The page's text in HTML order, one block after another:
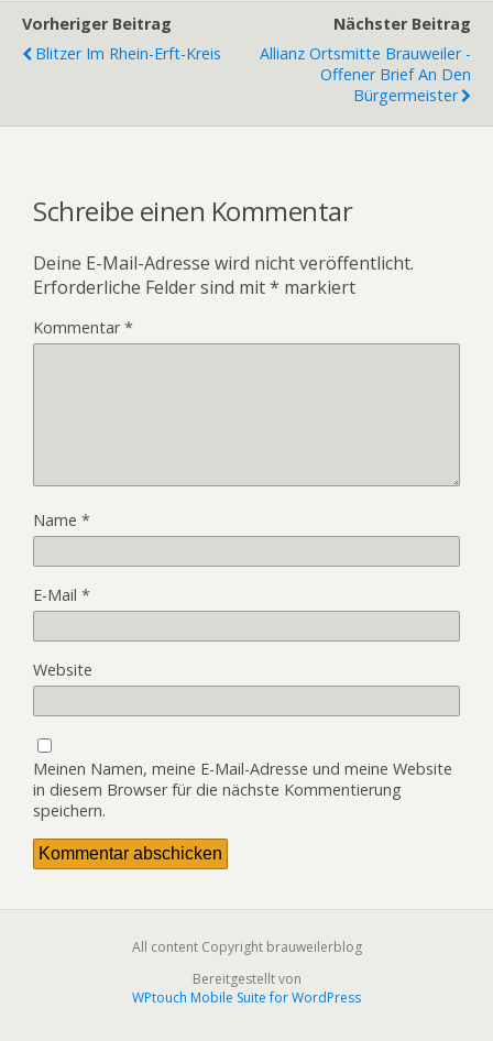
Vorheriger Beitrag
Blitzer Im Rhein-Erft-Kreis
Nächster Beitrag
Allianz Ortsmitte Brauweiler -
Offener Brief An Den
Bürgermeister
Schreibe einen Kommentar
Deine E-Mail-Adresse wird nicht veröffentlicht.
Erforderliche Felder sind mit* markiert
Kommentar*
Name *
E-Mail *
Website
Meinen Namen, meine E-Mail-Adresse und meine Website
in diesem Browser für die nächste Kommentierung
speichern.
All content Copyright brauweilerblog
Bereitgestellt von
WPtouch Mobile Suite for WordPress